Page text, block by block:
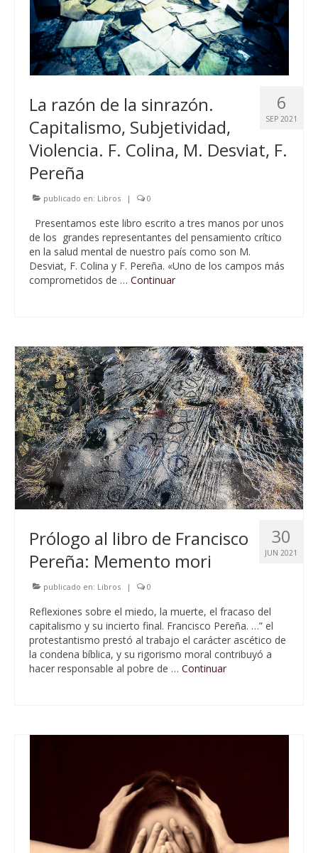
6
SEP 2021
La razón de la sinrazón.
Capitalismo, Subjetividad,
Violencia. F. Colina, M. Desviat, F.
Pereña
publicado en: Libros | 0
Presentamos este libro escrito a tres manos por unos
de los grandes representantes del pensamiento crítico
en la salud mental de nuestro país como son M.
Desviat, F. Colina y F. Pereña. «Uno de los campos más
comprometidos de … Continuar
30
JUN 2021
Prólogo al libro de Francisco
Pereña: Memento mori
publicado en: Libros | 0
Reflexiones sobre el miedo, la muerte, el fracaso del
capitalismo y su incierto final. Francisco Pereña. …” el
protestantismo prestó al trabajo el carácter ascético de
la condena bíblica, y su rigorismo moral contribuyó a
hacer responsable al pobre de … Continuar